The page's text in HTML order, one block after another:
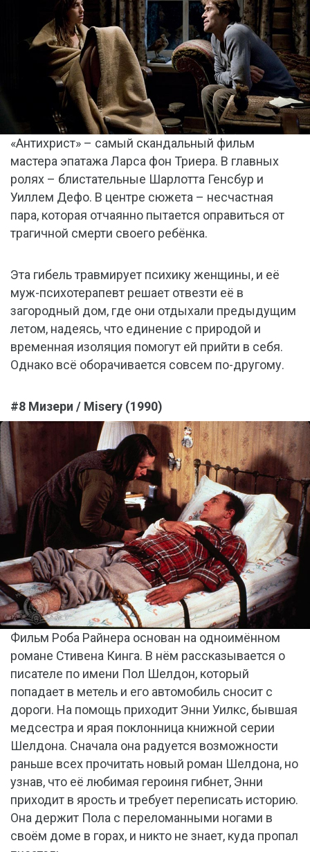
«Антихрист» – самый скандальный фильм
мастера эпатажа Ларса фон Триера. В главных
ролях – блистательные Шарлотта Генсбур и
Уиллем Дефо. В центре сюжета – несчастная
пара, которая отчаянно пытается оправиться от
трагичной смерти своего ребёнка.
Эта гибель травмирует психику женщины, и её
муж-психотерапевт решает отвезти её в
загородный дом, где они отдыхали предыдущим
летом, надеясь, что единение с природой и
временная изоляция помогут ей прийти в себя.
Однако всё оборачивается совсем по-другому.
#8 Мизери / Misery (1990)
Фильм Роба Райнера основан на одноимённом
романе Стивена Кинга. В нём рассказывается о
писателе по имени Пол Шелдон, который
попадает в метель и его автомобиль сносит с
дороги. На помощь приходит Энни Уилкс, бывшая
медсестра и ярая поклонница книжной серии
Шелдона. Сначала она радуется возможности
раньше всех прочитать новый роман Шелдона, но
узнав, что её любимая героиня гибнет, Энни
приходит в ярость и требует переписать историю.
Она держит Пола с переломанными ногами в
своём доме в горах, и никто не знает, куда пропал